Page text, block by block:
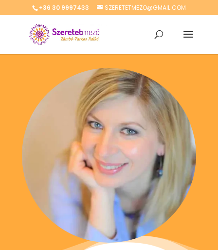
+36 30 9997433 SZERETETMEZO@GMAIL.COM